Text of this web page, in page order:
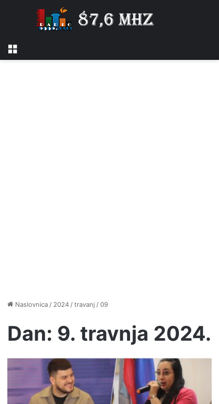
Naslovnica / 2024 /travanj /09
Dan: 9. travnja 2024.